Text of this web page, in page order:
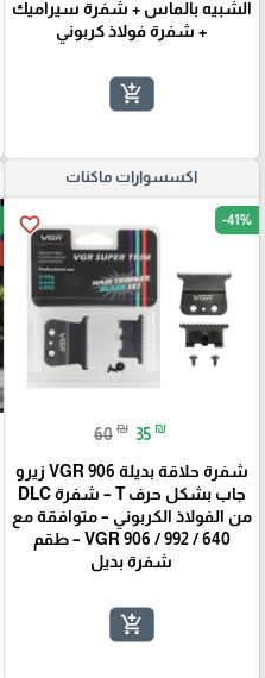
الشبيه بالماس + شفرة سيراميك
+ شفرة فولاذ كربوني
add_shopping_cart
اكسسوارات ماكنات
favorite_border -41%
60 ₪ 35 ₪
شفرة حلاقة بديلة VGR 906 زيرو
جاب بشكل حرف T – شفرة DLC
من الفولاذ الكربوني – متوافقة مع
VGR 906 / 992 / 640 – طقم
شفرة بديل
add_shopping_cart